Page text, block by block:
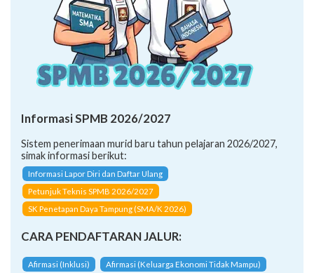
Informasi SPMB 2026/2027
Sistem penerimaan murid baru tahun pelajaran 2026/2027,
simak informasi berikut:
Informasi Lapor Diri dan Daftar Ulang
Petunjuk Teknis SPMB 2026/2027
SK Penetapan Daya Tampung (SMA/K 2026)
CARA PENDAFTARAN JALUR:
Afirmasi (Inklusi)
Afirmasi (Keluarga Ekonomi Tidak Mampu)